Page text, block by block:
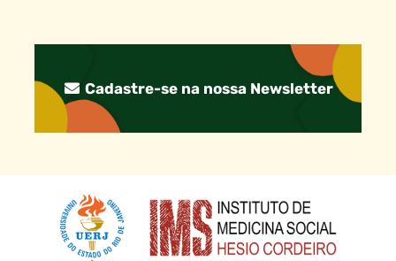
Cadastre-se na nossa Newsletter